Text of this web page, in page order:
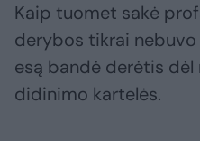
Kaip tuomet sakė
derybos tikrai
esą bandė derėtis dėl
didinimo kartelės.